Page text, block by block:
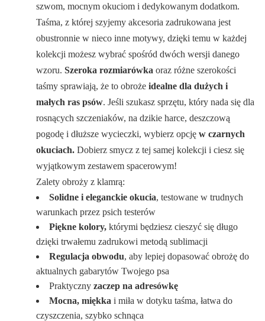
szwom, mocnym okuciom i dedykowanym dodatkom.
Taśma, z której szyjemy akcesoria zadrukowana jest
obustronnie w nieco inne motywy, dzięki temu w każdej
kolekcji możesz wybrać spośród dwóch wersji danego
wzoru.Szeroka rozmiarówka oraz różne szerokości
taśmy sprawiają, że to obroże idealne dla dużych i
małych ras psów. Jeśli szukasz sprzętu, który nada się dla
rosnących szczeniaków, na dzikie harce, deszczową
pogodę i dłuższe wycieczki, wybierz opcjęw czarnych
okuciach.Dobierz smycz z tej samej kolekcji i ciesz się
wyjątkowym zestawem spacerowym!
Zalety obroży z klamrą:
Solidne i eleganckie okucia, testowane w trudnych
warunkach przez psich testerów
Piękne kolory, którymi będziesz cieszyć się długo
dzięki trwałemu zadrukowi metodą sublimacji
Regulacja obwodu, aby lepiej dopasować obrożę do
aktualnych gabarytów Twojego psa
Praktyczny zaczep na adresówkę
Mocna, miękkai miła w dotyku taśma, łatwa do
czyszczenia, szybko schnąca